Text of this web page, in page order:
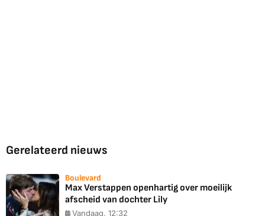
Gerelateerd nieuws
Boulevard
Max Verstappen openhartig over moeilijk
afscheid van dochter Lily
Vandaag, 12:32